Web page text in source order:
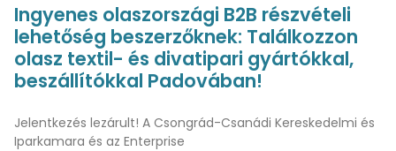
Ingyenes olaszországi B2B részvételi
lehetőség beszerzőknek: Találkozzon
olasz textil- és divatipari gyártókkal,
beszállítókkal Padovában!
Jelentkezés lezárult! A Csongrád-Csanádi Kereskedelmi és
Iparkamara és az Enterprise